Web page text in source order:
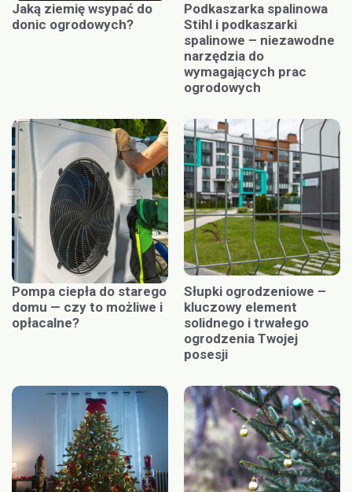
Jaką ziemię wsypać do
donic ogrodowych?
Podkaszarka spalinowa
Stihl i podkaszarki
spalinowe – niezawodne
narzędzia do
wymagających prac
ogrodowych
Pompa ciepła do starego
domu — czy to możliwe i
opłacalne?
Słupki ogrodzeniowe –
kluczowy element
solidnego i trwałego
ogrodzenia Twojej
posesji